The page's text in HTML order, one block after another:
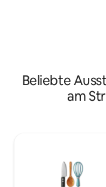
Beliebte
am